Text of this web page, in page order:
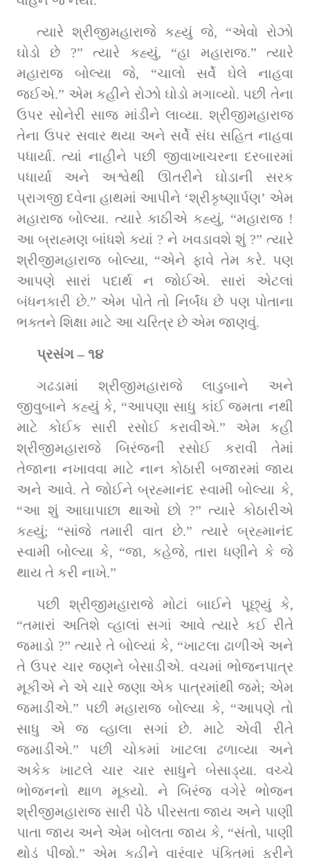
ત્‍યારે શ્રીજીમહારાજે કહ્યું જે, “એવો રોઝો
ઘોડો છે ?” ત્‍યારે કહ્યું, “હા મહારાજ.” ત્‍યારે
મહારાજ બોલ્‍યા જે, “ચાલો સર્વે ઘેલે નાહવા
જઈએ.” એમ કહીને રોઝો ઘોડો મગાવ્‍યો. પછી તેના
ઉપર સોનેરી સાજ માંડીને લાવ્યા. શ્રીજીમહારાજ
તેના ઉપર સવાર થયા અને સર્વે સંઘ સહિત નાહવા
પધાર્યા. ત્‍યાં નાહીને પછી જીવાખાચરના દરબારમાં
પધાર્યા અને અશ્વેથી ઊતરીને ઘોડાની સરક
પ્રાગજી દવેના હાથમાં આપીને ‘શ્રીકૃષ્‍ણાર્પણ’ એમ
મહારાજ બોલ્‍યા. ત્‍યારે કાઠીએ કહ્યું, “મહારાજ !
આ બ્રાહ્મણ બાંધશે ક્યાં ? ને ખવડાવશે શું ?” ત્‍યારે
શ્રીજીમહારાજ બોલ્‍યા, “એને ફાવે તેમ કરે. પણ
આપણે સારાં પદાર્થ ન જોઈએ. સારાં એટલાં
બંધનકારી છે.” એમ પોતે તો નિર્બંધ છે પણ પોતાના
ભક્તને શિક્ષા માટે આ ચરિત્ર છે એમ જાણવું.
પ્રસંગ – ૧૪
ગઢડામાં શ્રીજીમહારાજે લાડુબાને અને
જીવુબાને કહ્યું કે, “આપણા સાધુ કાંઈ જમતા નથી
માટે કોઈક સારી રસોઈ કરાવીએ.” એમ કહી
શ્રીજીમહારાજે બિરંજની રસોઈ કરાવી તેમાં
તેજાના નખાવવા માટે નાન કોઠારી બજારમાં જાય
અને આવે. તે જોઈને બ્રહ્માનંદ સ્‍વામી બોલ્‍યા કે,
“આ શું આઘાપાછા થાઓ છો ?” ત્‍યારે કોઠારીએ
કહ્યું; “સાંજે તમારી વાત છે.” ત્‍યારે બ્રહ્માનંદ
સ્‍વામી બોલ્‍યા કે, “જા, કહેજે, તારા ધણીને કે જે
થાય તે કરી નાખે.”
પછી શ્રીજીમહારાજે મોટાં બાઈને પૂછ્યું કે,
“તમારાં અતિશે વ્હાલાં સગાં આવે ત્‍યારે કઈ રીતે
જમાડો ?” ત્‍યારે તે બોલ્‍યાં કે, “ખાટલા ઢાળીએ અને
તે ઉપર ચાર જણને બેસાડીએ. વચમાં ભોજનપાત્ર
મૂકીએ ને એ ચારે જણા એક પાત્રમાંથી જમે; એમ
જમાડીએ.” પછી મહારાજ બોલ્‍યા કે, “આપણે તો
સાધુ એ જ વ્હાલા સગાં છે. માટે એવી રીતે
જમાડીએ.” પછી ચોકમાં ખાટલા ઢળાવ્યા અને
અકેક ખાટલે ચાર ચાર સાધુને બેસાડ્યા. વચ્ચે
ભોજનનો થાળ મૂક્યો. ને બિરંજ વગેરે ભોજન
શ્રીજીમહારાજ સારી પેઠે પીરસતા જાય અને પાણી
પાતા જાય અને એમ બોલતા જાય કે, “સંતો, પાણી
થોડું પીજો.” એમ કહીને વારંવાર પંક્ત‍િમાં ફરીને